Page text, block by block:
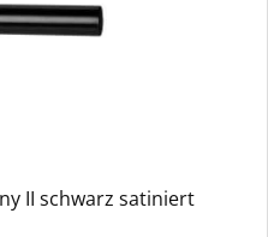
II schwarz satiniert